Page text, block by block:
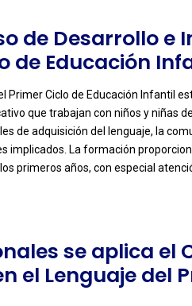
de Desarrollo e
de Educación
Primer Ciclo de Educación Infantil
que trabajan con niños y niñas
de adquisición del lenguaje, la
implicados. La formación
primeros años, con especial
se aplica el
el Lenguaje del